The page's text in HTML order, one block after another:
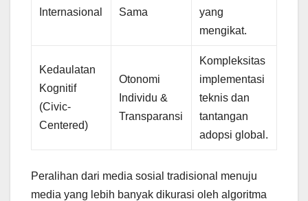
Internasional
Sama
yang
mengikat.
Kedaulatan
Kognitif
(Civic-
Centered)
Otonomi
Individu &
Transparansi
Kompleksitas
implementasi
teknis dan
tantangan
adopsi global.
Peralihan dari media sosial tradisional menuju
media yang lebih banyak dikurasi oleh algoritma